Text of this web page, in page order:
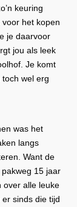
keuring
het kopen
je daarvoor
jou als leek
Je komt
wel erg
was het
langs
Want de
15 jaar
over alle leuke
sinds die tijd